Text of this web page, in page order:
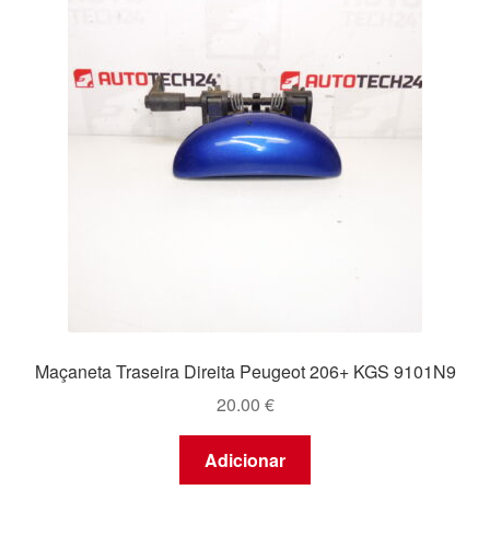
Maçaneta Traseira Direita Peugeot 206+ KGS 9101N9
20.00 €
Adicionar